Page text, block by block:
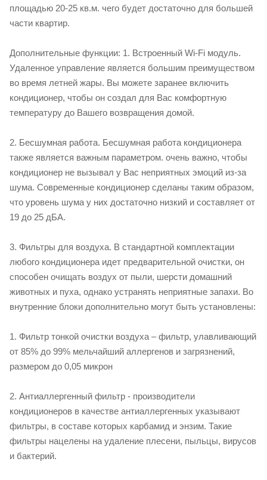
площадью 20-25 кв.м. чего будет достаточно для большей
части квартир.
Дополнительные функции: 1. Встроенный Wi-Fi модуль.
Удаленное управление является большим преимуществом
во время летней жары. Вы можете заранее включить
кондиционер, чтобы он создал для Вас комфортную
температуру до Вашего возвращения домой.
2. Бесшумная работа. Бесшумная работа кондиционера
также является важным параметром. очень важно, чтобы
кондиционер не вызывал у Вас неприятных эмоций из-за
шума. Современные кондиционер сделаны таким образом,
что уровень шума у них достаточно низкий и составляет от
19 до 25 дБА.
3. Фильтры для воздуха. В стандартной комплектации
любого кондиционера идет предварительной очистки, он
способен очищать воздух от пыли, шерсти домашний
животных и пуха, однако устранять неприятные запахи. Во
внутренние блоки дополнительно могут быть установлены:
1. Фильтр тонкой очистки воздуха – фильтр, улавливающий
от 85% до 99% мельчайший аллергенов и загрязнений,
размером до 0,05 микрон
2. Антиаллергенный фильтр - производители
кондиционеров в качестве антиаллергенных указывают
фильтры, в составе которых карбамид и энзим. Такие
фильтры нацелены на удаление плесени, пыльцы, вирусов
и бактерий.